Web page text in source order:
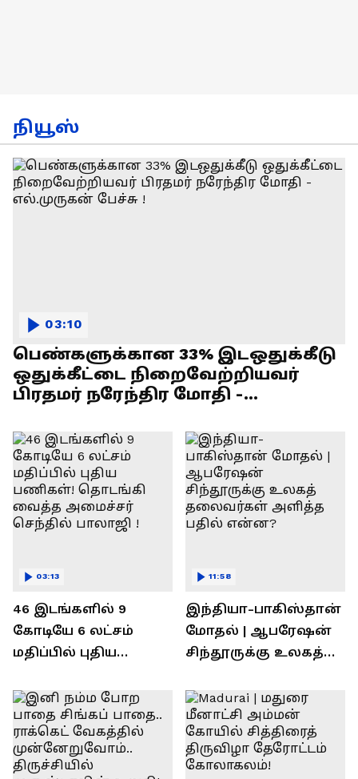
நியூஸ்
பெண்களுக்கான 33% இடஒதுக்கீடு
ஒதுக்கீட்டை நிறைவேற்றியவர்
பிரதமர் நரேந்திர மோதி -
03:10
46 இடங்களில் 9
கோடியே 6 லட்சம்
மதிப்பில் புதிய
வைத்த அமைச்சர்
செந்தில் பாலாஜி !
03:13
இந்தியா-பாகிஸ்தான்
மோதல் | ஆபரேஷன்
சிந்தூருக்கு உலகத்
பதில் என்ன?
11:58